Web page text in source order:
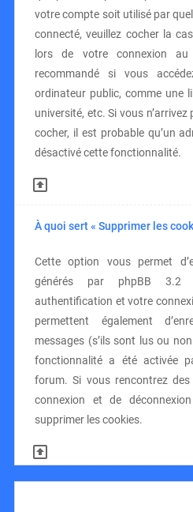
votre compte soit utilisé par
connecté, veuillez cocher la
lors de votre connexion
recommandé si vous
ordinateur public, comme une
université, etc. Si vous
cocher, il est probable qu’un
désactivé cette fonctionnalité.
À quoi sert « Supprimer les
Cette option vous permet
générés par phpBB 3.2
authentification et votre
permettent également
messages (s’ils sont lus ou
fonctionnalité a été activée
forum. Si vous rencontrez
connexion et de
supprimer les cookies.